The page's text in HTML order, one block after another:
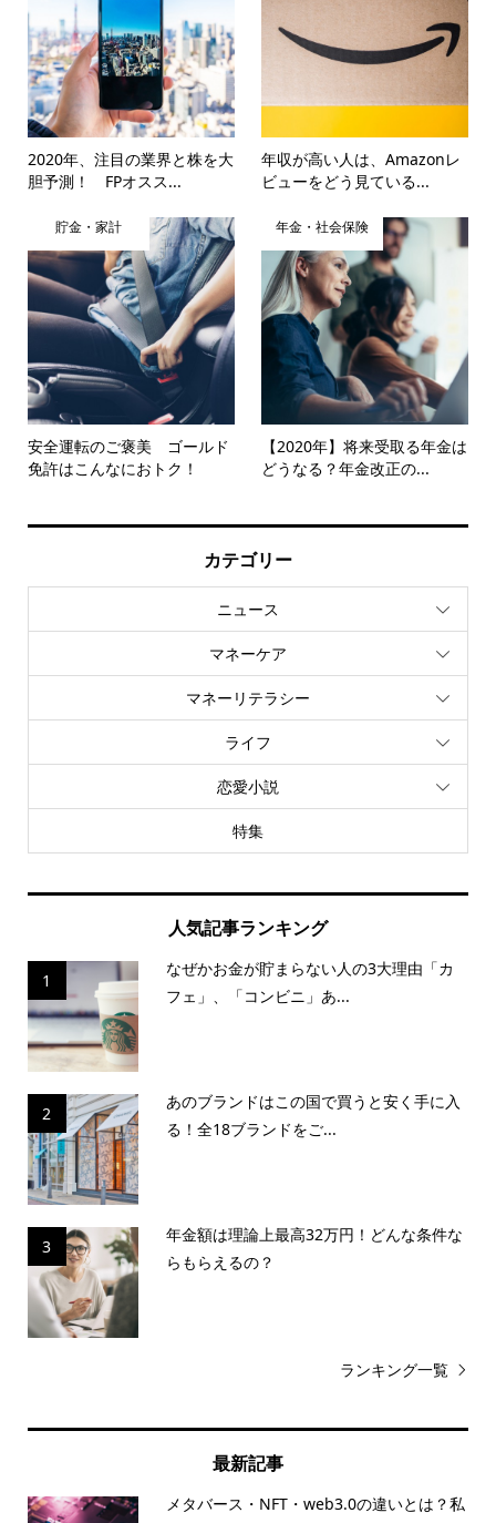
2020年、注目の業界と株を大
胆予測！ FPオスス...
年収が高い人は、Amazonレ
ビューをどう見ている...
貯金・家計
安全運転のご褒美 ゴールド
免許はこんなにおトク！
年金・社会保険
【2020年】将来受取る年金は
どうなる？年金改正の...
カテゴリー
ニュース
マネーケア
マネーリテラシー
ライフ
恋愛小説
特集
人気記事ランキング
1
なぜかお金が貯まらない人の3大理由「カ
フェ」、「コンビニ」あ...
2
あのブランドはこの国で買うと安く手に入
る！全18ブランドをご...
3
年金額は理論上最高32万円！どんな条件な
らもらえるの？
ランキング一覧
最新記事
メタバース・NFT・web3.0の違いとは？私